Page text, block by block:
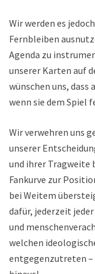
Wir werden es
Fernbleiben
Agenda zu
unserer Karten auf
wünschen uns, dass
wenn sie dem Spiel
Wir verwehren uns
unserer
und ihrer Tragweite
Fankurve zur
bei Weitem
dafür, jederzeit
und
welchen
entgegenzutreten –